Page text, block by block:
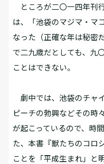
ところが二〇一四年刊
は、「池袋のマジマ・マ
なった（正確な年は秘密
で二九歳だとしても、九
ことはできない。
劇中では、池袋のチャ
ピーチの勃興などその時
が起こっているので、時
た、本書『獣たちのコロ
ことを「平成生まれ」と